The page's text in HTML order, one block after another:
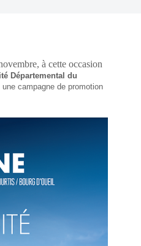
à cette occasion
Départemental du
une campagne de promotion